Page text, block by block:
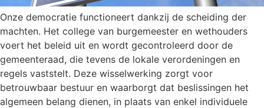
Onze democratie functioneert dankzij de scheiding der
machten. Het college van burgemeester en wethouders
voert het beleid uit en wordt gecontroleerd door de
gemeenteraad, die tevens de lokale verordeningen en
regels vaststelt. Deze wisselwerking zorgt voor
betrouwbaar bestuur en waarborgt dat beslissingen het
algemeen belang dienen, in plaats van enkel individuele